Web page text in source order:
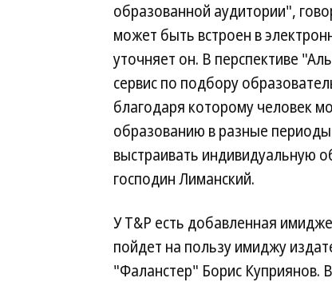
образованной аудитории",
может быть встроен в
уточняет он. В перспективе
сервис по подбору
благодаря которому человек
образованию в разные
выстраивать индивидуальную
господин Лиманский.
У T&P есть добавленная
пойдет на пользу имиджу
"Фаланстер" Борис Куприянов.